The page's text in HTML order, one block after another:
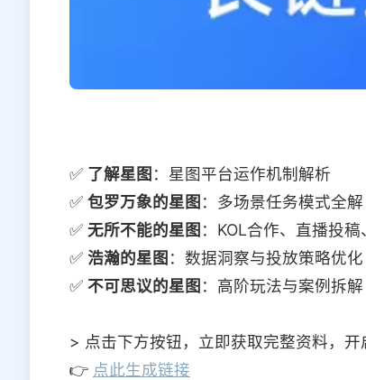
✅ 了解星图：星图平台运作机制解析
✅ 包罗万象的星图：多场景任务模式全解
✅ 无所不能的星图：KOL合作、直播投
✅ 浩瀚的星图：数据洞察与投放策略优化
✅ 不可思议的星图：高阶玩法与案例拆解
> 点击下方按钮，立即获取完整资料，开
👉 点此生成链接